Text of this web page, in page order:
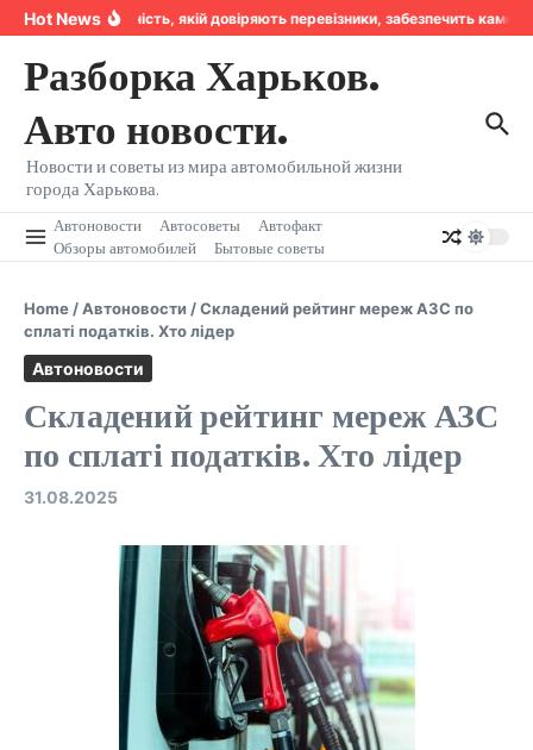
Перейти к содержанию
Hot NewsНадійність, якій довіряють перевізники, забезпечить
Разборка Харьков.
Авто новости.
Новости и советы из мира автомобильной жизни
города Харькова.
Автоновости Автосоветы
Автофакт
Обзоры автомобилей
Бытовые советы
Home /Автоновости /Складений рейтинг мереж АЗС по
сплаті податків. Хто лідер
Автоновости
Складений рейтинг мереж АЗС
по сплаті податків. Хто лідер
31.08.2025